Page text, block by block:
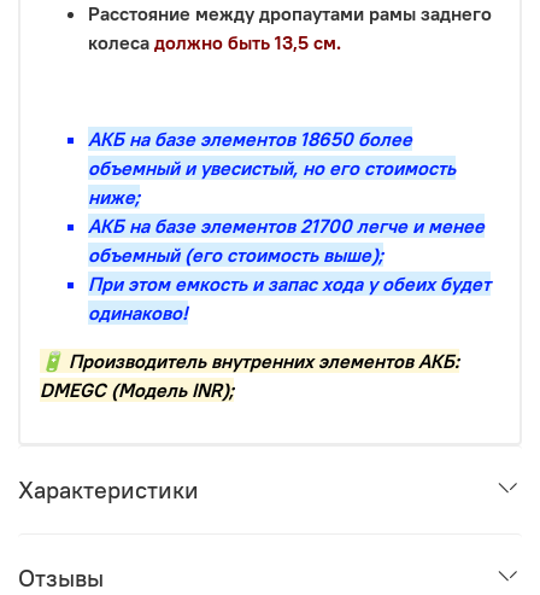
Расстояние между дропаутами рамы заднего
колеса должно быть 13,5 см.
АКБ на базе элементов 18650 более
объемный и увесистый, но его стоимость
ниже;
АКБ на базе элементов 21700 легче и менее
объемный (его стоимость выше);
При этом емкость и запас хода у обеих будет
одинаково!
🔋 Производитель внутренних элементов АКБ:
DMEGC (Модель INR);
Характеристики
Отзывы